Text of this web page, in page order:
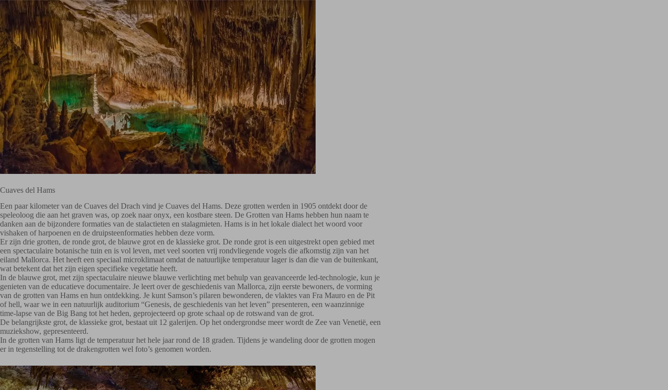
Cuaves del Hams
Een paar kilometer van de Cuaves del Drach vind je Cuaves del Hams. Deze grotten werden in 1905 ontdekt door de
speleoloog die aan het graven was, op zoek naar onyx, een kostbare steen. De Grotten van Hams hebben hun naam te
danken aan de bijzondere formaties van de stalactieten en stalagmieten. Hams is in het lokale dialect het woord voor
vishaken of harpoenen en de druipsteenformaties hebben deze vorm.
Er zijn drie grotten, de ronde grot, de blauwe grot en de klassieke grot. De ronde grot is een uitgestrekt open gebied met
een spectaculaire botanische tuin en is vol leven, met veel soorten vrij rondvliegende vogels die afkomstig zijn van het
eiland Mallorca. Het heeft een speciaal microklimaat omdat de natuurlijke temperatuur lager is dan die van de buitenkant,
wat betekent dat het zijn eigen specifieke vegetatie heeft.
In de blauwe grot, met zijn spectaculaire nieuwe blauwe verlichting met behulp van geavanceerde led-technologie, kun je
genieten van de educatieve documentaire. Je leert over de geschiedenis van Mallorca, zijn eerste bewoners, de vorming
van de grotten van Hams en hun ontdekking. Je kunt Samson’s pilaren bewonderen, de vlaktes van Fra Mauro en de Pit
of hell, waar we in een natuurlijk auditorium “Genesis, de geschiedenis van het leven” presenteren, een waanzinnige
time-lapse van de Big Bang tot het heden, geprojecteerd op grote schaal op de rotswand van de grot.
De belangrijkste grot, de klassieke grot, bestaat uit 12 galerijen. Op het ondergrondse meer wordt de Zee van Venetië, een
muziekshow, gepresenteerd.
In de grotten van Hams ligt de temperatuur het hele jaar rond de 18 graden. Tijdens je wandeling door de grotten mogen
er in tegenstelling tot de drakengrotten wel foto’s genomen worden.